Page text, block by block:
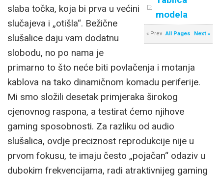
modela
« Prev All Pages Next »
slaba točka, koja bi prva u većini
slučajeva i „otišla“. Bežične
slušalice daju vam dodatnu
slobodu, no po nama je
primarno to što neće biti povlačenja i motanja
kablova na tako dinamičnom komadu periferije.
Mi smo složili desetak primjeraka širokog
cjenovnog raspona, a testirat ćemo njihove
gaming sposobnosti. Za razliku od audio
slušalica, ovdje preciznost reprodukcije nije u
prvom fokusu, te imaju često „pojačan“ odaziv u
dubokim frekvencijama, radi atraktivnijeg gaming